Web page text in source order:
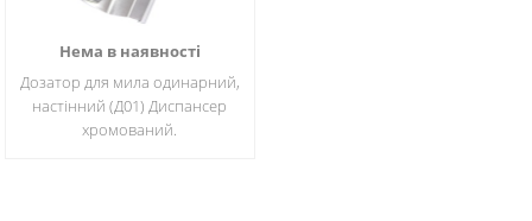
Нема в наявності
Дозатор для мила одинарний,
настінний (Д01) Диспансер
хромований.